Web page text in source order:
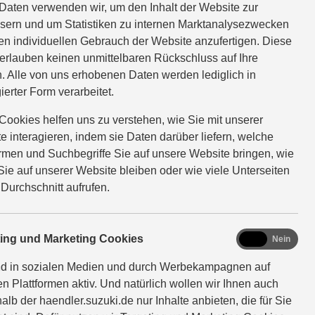
verwenden wir, um den Inhalt der Website zur
und um Statistiken zu internen Marktanalysezwecken
individuellen Gebrauch der Website anzufertigen. Diese
keinen unmittelbaren Rückschluss auf Ihre
Alle von uns erhobenen Daten werden lediglich in
Form verarbeitet.
helfen uns zu verstehen, wie Sie mit unserer
interagieren, indem sie Daten darüber liefern, welche
und Suchbegriffe Sie auf unsere Website bringen, wie
auf unserer Website bleiben oder wie viele Unterseiten
aufrufen.
und Marketing Cookies
in sozialen Medien und durch Werbekampagnen auf
Plattformen aktiv. Und natürlich wollen wir Ihnen auch
der haendler.suzuki.de nur Inhalte anbieten, die für Sie
marketing
Nein
ALLGRIP ComfortVerbrauchswerte: kombinierter
kombinierter Wert der CO2-Emission: 131 g/km; CO2-
ALLGRIP Comfort+
Verbrauchswerte: kombinierter
kombinierter Wert der CO2-Emission: 131 g/km; CO2-
ALLGRIP AT Comfort+
6,1 l/100 km; kombinierter Wert der CO2-Emission: 141
CO2-Emission: 102 g/km; CO2-Klasse: C.
Comfort+
Verbrauchswerte: gewichtet kombinierter